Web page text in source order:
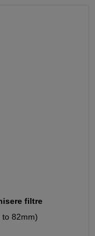
filtre
to 82mm)